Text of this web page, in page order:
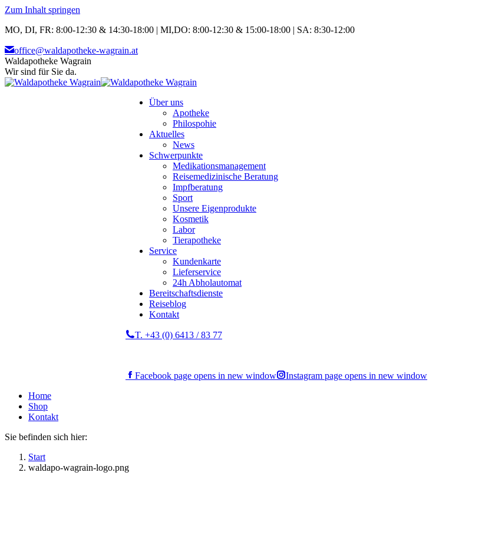
Zum Inhalt springen
MO, DI, FR: 8:00-12:30 & 14:30-18:00 | MI,DO: 8:00-12:30 & 15:00-18:00 | SA: 8:30-12:00
office@waldapotheke-wagrain.at
Waldapotheke Wagrain
Wir sind für Sie da.
Über uns
Apotheke
Philospohie
Aktuelles
News
Schwerpunkte
Medikationsmanagement
Reisemedizinische Beratung
Impfberatung
Sport
Unsere Eigenprodukte
Kosmetik
Labor
Tierapotheke
Service
Kundenkarte
Lieferservice
24h Abholautomat
Bereitschaftsdienste
Reiseblog
Kontakt
T. +43 (0) 6413 / 83 77
Facebook page opens in new window
Instagram page opens in new window
Home
Shop
Kontakt
Sie befinden sich hier:
Start
waldapo-wagrain-logo.png